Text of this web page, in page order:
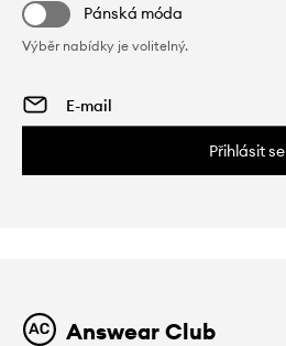
Pánská móda
Výběr nabídky je volitelný.
Přihlásit se
Answear Club